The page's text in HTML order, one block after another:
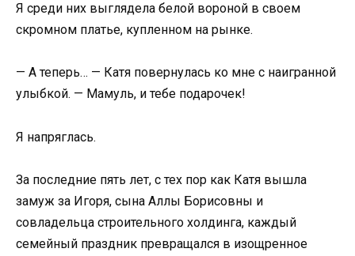
Я среди них выглядела белой вороной в своем
скромном платье, купленном на рынке.
— А теперь… — Катя повернулась ко мне с наигранной
улыбкой. — Мамуль, и тебе подарочек!
Я напряглась.
За последние пять лет, с тех пор как Катя вышла
замуж за Игоря, сына Аллы Борисовны и
совладельца строительного холдинга, каждый
семейный праздник превращался в изощренное